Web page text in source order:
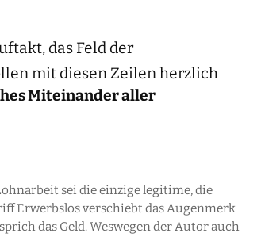
das Feld der
mit diesen Zeilen herzlich
Miteinander aller
sei die einzige legitime, die
Erwerbslos verschiebt das Augenmerk
das Geld. Weswegen der Autor auch